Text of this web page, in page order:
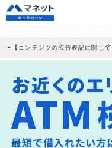
【コンテンツの広告表記に関して
社に対して企業から紹介報酬が支
商品を根拠なくPRするものでは
どに基づき、公平性を担保した情
>提携企業一覧